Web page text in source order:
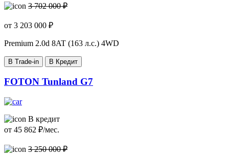
3 702 000 ₽
от 3 203 000 ₽
Premium 2.0d 8AT (163 л.с.) 4WD
В Trade-in В Кредит
FOTON Tunland G7
В кредит
от 45 862 ₽/мес.
3 250 000 ₽